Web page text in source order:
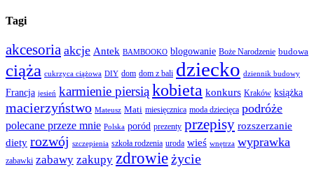
Tagi
akcesoria akcje Antek BAMBOOKO blogowanie Boże Narodzenie budowa
ciąża cukrzyca ciążowa DIY dom dom z bali dziecko dziennik budowy
Francja jesień karmienie piersiąkobieta konkurs Kraków książka
macierzyństwo Mateusz Mati miesięcznica moda dziecięca podróże
polecane przeze mnie Polska poród prezenty przepisy rozszerzanie
diety rozwój szczepienia szkoła rodzenia uroda wieś wnętrza wyprawka
zabawki zabawy zakupy zdrowieżycie